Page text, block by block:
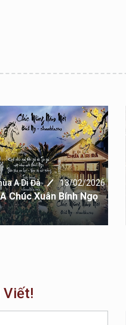
A Di Đà 13/02/2026
Chúc Xuân Bính Ngọ
Viết!